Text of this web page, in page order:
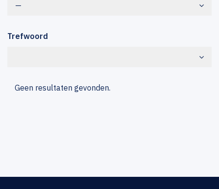
—
Trefwoord
Geen resultaten gevonden.